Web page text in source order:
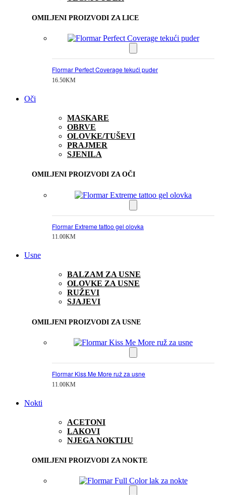
OMILJENI PROIZVODI ZA LICE
Flormar Perfect Coverage tekući puder
16.50KM
Oči
MASKARE
OBRVE
OLOVKE/TUŠEVI
PRAJMER
SJENILA
OMILJENI PROIZVODI ZA OČI
Flormar Extreme tattoo gel olovka
11.00KM
Usne
BALZAM ZA USNE
OLOVKE ZA USNE
RUŽEVI
SJAJEVI
OMILJENI PROIZVODI ZA USNE
Flormar Kiss Me More ruž za usne
11.00KM
Nokti
ACETONI
LAKOVI
NJEGA NOKTIJU
OMILJENI PROIZVODI ZA NOKTE